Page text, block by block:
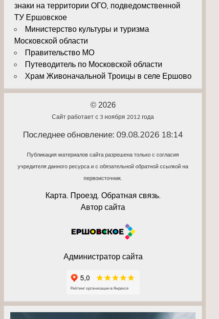
знаки на территории ОГО, подведомственной
ТУ Ершовское
Министерство культуры и туризма
Московской области
Правительство МО
Путеводитель по Московской области
Храм Живоначальной Троицы в селе Ершово
© 2026
Сайт работает с 3 ноября 2012 года
Последнее обновление: 09.08.2026 18:14
Публикация материалов сайта разрешена только с согласия
учредителя данного ресурса и с обязательной обратной ссылкой на
первоисточник.
Карта. Проезд. Обратная связь.
Автор сайта
Администратор сайта